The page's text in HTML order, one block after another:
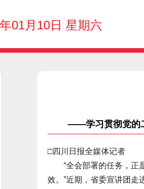
01月10日 星期六
——学习贯彻党的
□四川日报全媒体记者
“全会部署的任务，正是
效。”近期，省委宣讲团走